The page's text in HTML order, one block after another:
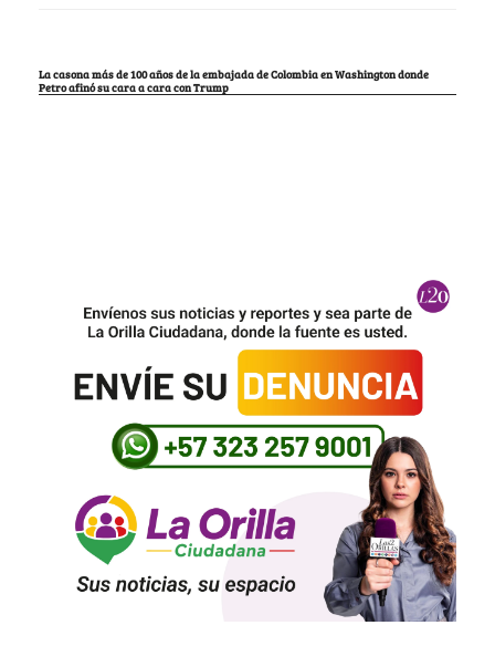
La casona más de 100 años de la embajada de Colombia en Washington donde
Petro afinó su cara a cara con Trump